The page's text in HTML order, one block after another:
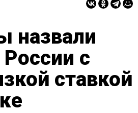
назвали
с
ставкой